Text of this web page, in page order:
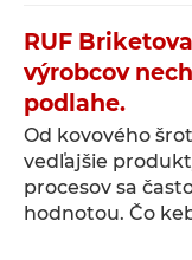
RUF
výrobcov
podlahe.
Od kovového
vedľajšie
procesov sa
hodnotou. Čo